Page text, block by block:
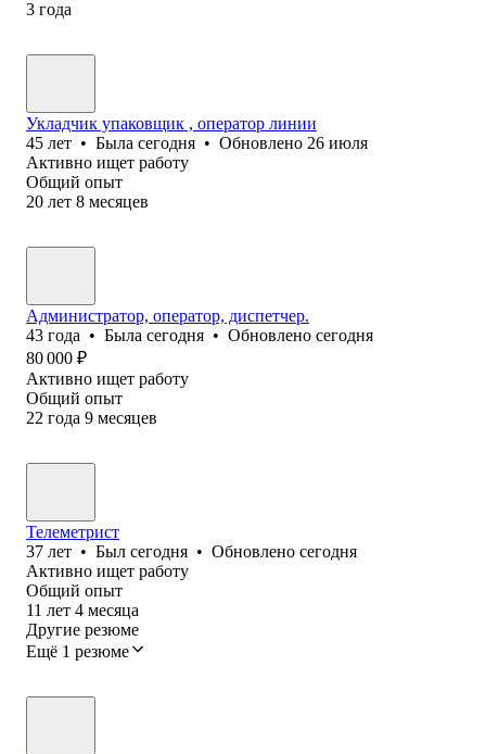
3 года
Укладчик упаковщик , оператор линии
45 лет • Была сегодня • Обновлено 26 июля
Активно ищет работу
Общий опыт
20 лет 8 месяцев
Администратор, оператор, диспетчер.
43 года • Была сегодня • Обновлено сегодня
80 000 ₽
Активно ищет работу
Общий опыт
22 года 9 месяцев
Телеметрист
37 лет • Был сегодня • Обновлено сегодня
Активно ищет работу
Общий опыт
11 лет 4 месяца
Другие резюме
Ещё 1 резюме